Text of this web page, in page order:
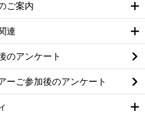
ご案内
連
のアンケート
ーご参加後のアンケート